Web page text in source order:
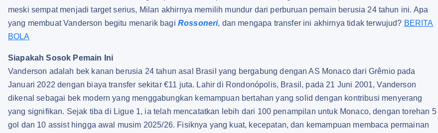
meski sempat menjadi target serius, Milan akhirnya memilih mundur dari perburuan pemain berusia 24 tahun ini. Apa
yang membuat Vanderson begitu menarik bagi Rossoneri, dan mengapa transfer ini akhirnya tidak terwujud? BERITA
BOLA
Siapakah Sosok Pemain Ini
Vanderson adalah bek kanan berusia 24 tahun asal Brasil yang bergabung dengan AS Monaco dari Grêmio pada
Januari 2022 dengan biaya transfer sekitar €11 juta. Lahir di Rondonópolis, Brasil, pada 21 Juni 2001, Vanderson
dikenal sebagai bek modern yang menggabungkan kemampuan bertahan yang solid dengan kontribusi menyerang
yang signifikan. Sejak tiba di Ligue 1, ia telah mencatatkan lebih dari 100 penampilan untuk Monaco, dengan torehan 5
gol dan 10 assist hingga awal musim 2025/26. Fisiknya yang kuat, kecepatan, dan kemampuan membaca permainan